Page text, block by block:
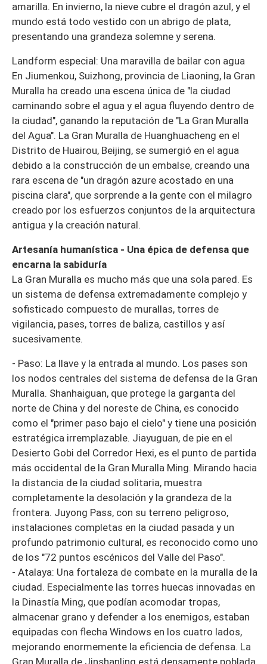
amarilla. En invierno, la nieve cubre el dragón azul, y el
mundo está todo vestido con un abrigo de plata,
presentando una grandeza solemne y serena.
Landform especial: Una maravilla de bailar con agua
En Jiumenkou, Suizhong, provincia de Liaoning, la Gran
Muralla ha creado una escena única de "la ciudad
caminando sobre el agua y el agua fluyendo dentro de
la ciudad", ganando la reputación de "La Gran Muralla
del Agua". La Gran Muralla de Huanghuacheng en el
Distrito de Huairou, Beijing, se sumergió en el agua
debido a la construcción de un embalse, creando una
rara escena de "un dragón azure acostado en una
piscina clara", que sorprende a la gente con el milagro
creado por los esfuerzos conjuntos de la arquitectura
antigua y la creación natural.
Artesanía humanística - Una épica de defensa que
encarna la sabiduría
La Gran Muralla es mucho más que una sola pared. Es
un sistema de defensa extremadamente complejo y
sofisticado compuesto de murallas, torres de
vigilancia, pases, torres de baliza, castillos y así
sucesivamente.
- Paso: La llave y la entrada al mundo. Los pases son
los nodos centrales del sistema de defensa de la Gran
Muralla. Shanhaiguan, que protege la garganta del
norte de China y del noreste de China, es conocido
como el "primer paso bajo el cielo" y tiene una posición
estratégica irremplazable. Jiayuguan, de pie en el
Desierto Gobi del Corredor Hexi, es el punto de partida
más occidental de la Gran Muralla Ming. Mirando hacia
la distancia de la ciudad solitaria, muestra
completamente la desolación y la grandeza de la
frontera. Juyong Pass, con su terreno peligroso,
instalaciones completas en la ciudad pasada y un
profundo patrimonio cultural, es reconocido como uno
de los "72 puntos escénicos del Valle del Paso".
- Atalaya: Una fortaleza de combate en la muralla de la
ciudad. Especialmente las torres huecas innovadas en
la Dinastía Ming, que podían acomodar tropas,
almacenar grano y defender a los enemigos, estaban
equipadas con flecha Windows en los cuatro lados,
mejorando enormemente la eficiencia de defensa. La